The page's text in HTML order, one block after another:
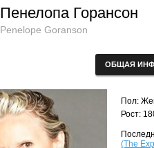
Пенелопа Горансон
Penelope Goranson
ОБЩАЯ
Пол:
Рост:
(The